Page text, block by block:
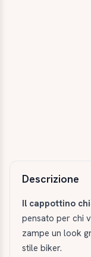
Descrizione
Il cappottino
pensato per chi
zampe un look
stile biker.